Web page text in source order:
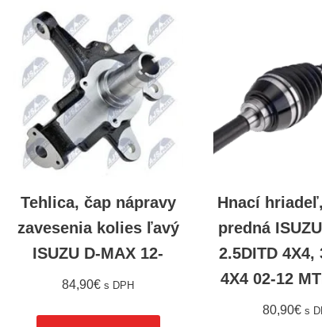
Tehlica, čap nápravy
zavesenia kolies ľavý
ISUZU D-MAX 12-
84,90€ s DPH
Hnací
predná
2.5DITD 4X4,
4X4 02-12
80,90€ s